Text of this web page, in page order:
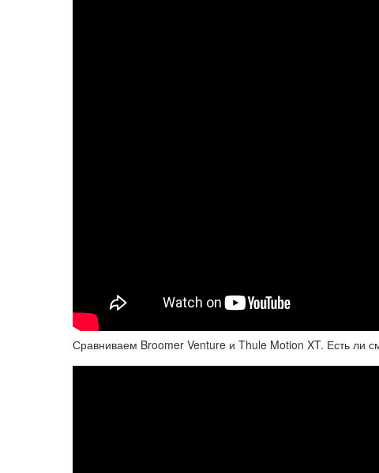
Сравниваем Broomer Venture и Thule Motion XT. Есть ли